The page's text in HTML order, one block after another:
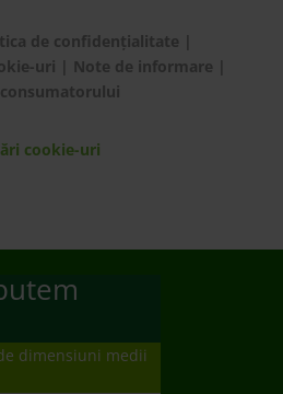
de confidențialitate
uri
Note de informare
cookie-uri
dimensiuni medii